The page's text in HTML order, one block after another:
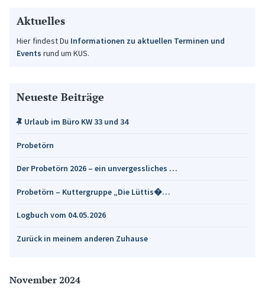
Aktuelles
Hier findest Du Informationen zu aktuellen Terminen und
Events rund um KUS.
Neueste Beiträge
Urlaub im Büro KW 33 und 34
Probetörn
Der Probetörn 2026 – ein unvergessliches …
Probetörn – Kuttergruppe „Die Lüttis�…
Logbuch vom 04.05.2026
Zurück in meinem anderen Zuhause
November 2024